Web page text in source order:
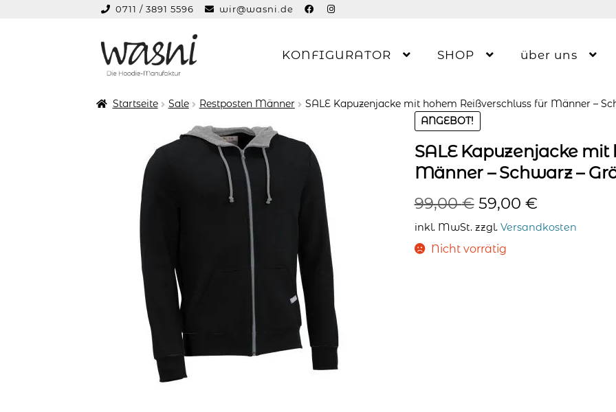
0711 / 3891 5596 wir@wasni.de
Zur
springen
Zum
springen
KONFIGURATOR SHOP über uns
Startseite Sale Restposten Männer
SALE Kapuzenjacke mit hohem Reißverschluss für Männer –
ANGEBOT!
SALE Kapuzenjacke
Männer – Schwarz –
99,00€ Ursprünglicher
Preis
war:
59,00 €Aktueller
Preis
inkl. MwSt. zzgl. Versandkosten
Nicht vorrätig